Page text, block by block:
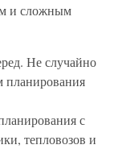
и сложным
Не случайно
планирования
с
тепловозов и